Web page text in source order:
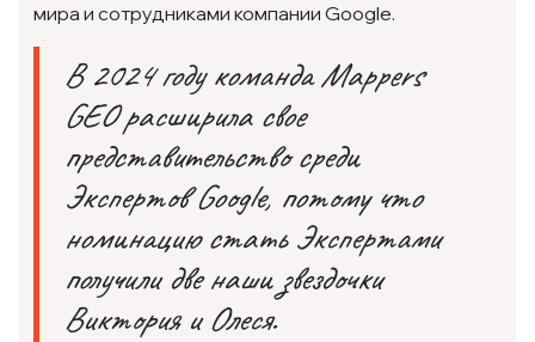
мира и сотрудниками компании Google.
В 2024 году команда Mappers
GEO расширила свое
представительство среди
Экспертов Google, потому что
номинацию стать Экспертами
получили две наши звездочки
Виктория и Олеся.